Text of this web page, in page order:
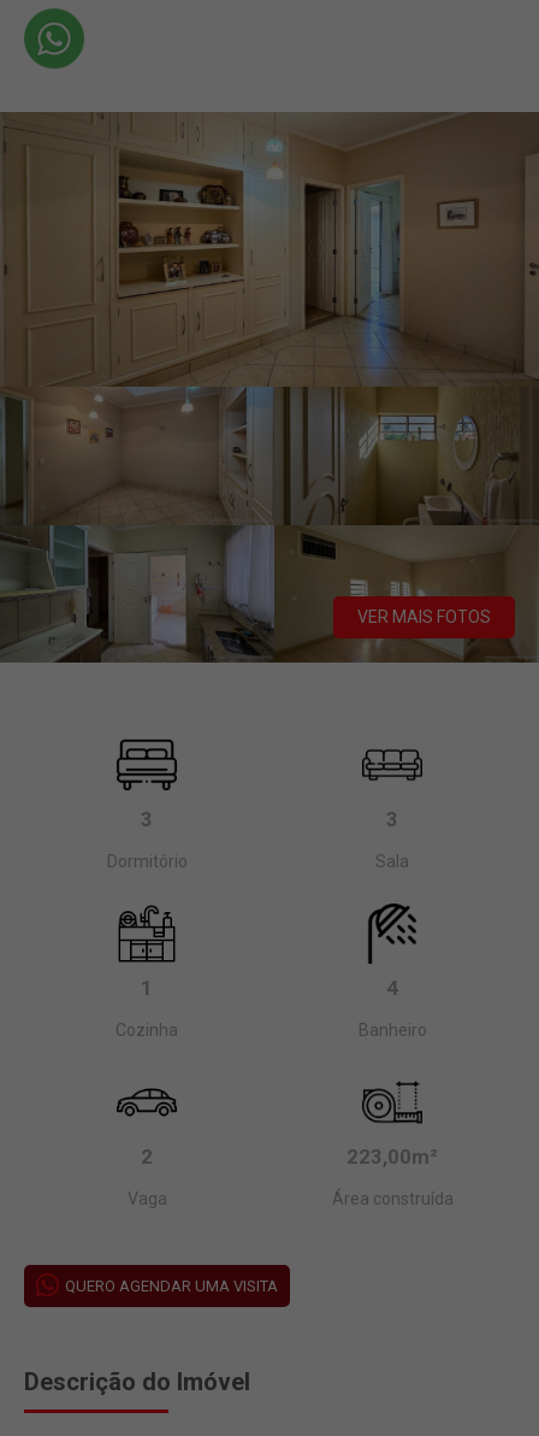
VER MAIS FOTOS
3
Dormitório
3
Sala
1
Cozinha
4
Banheiro
2
Vaga
223,00m²
Área construída
QUERO AGENDAR UMA VISITA
Descrição do Imóvel